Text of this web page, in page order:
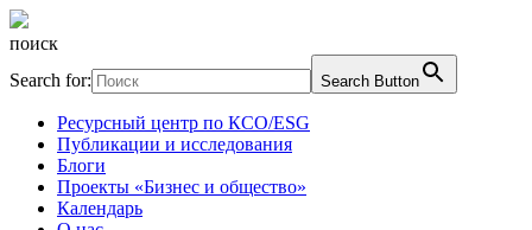
поиск
Search for:
Search Button
Ресурсный центр по КСО/ESG
Публикации и исследования
Блоги
Проекты «Бизнес и общество»
Календарь